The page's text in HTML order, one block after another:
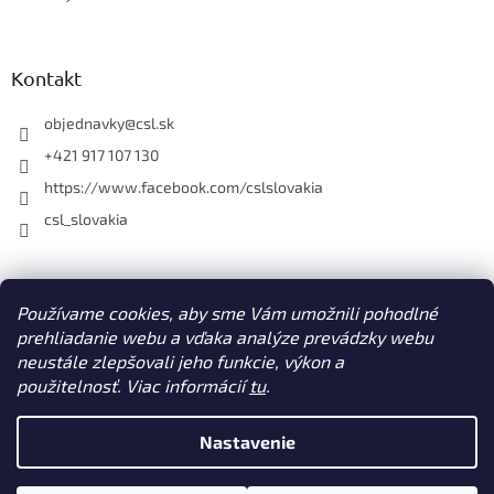
Používame cookies, aby sme Vám umožnili pohodlné
prehliadanie webu a vďaka analýze prevádzky webu
neustále zlepšovali jeho funkcie, výkon a
použitelnosť. Viac informáciítu.
Nastavenie
Kontakt
objednavky@csl.sk
+421 917 107 130
https://www.facebook.com/cslslovakia
csl_slovakia
Facebook